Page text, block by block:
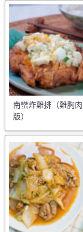
南蠻炸雞排（雞胸肉
版）